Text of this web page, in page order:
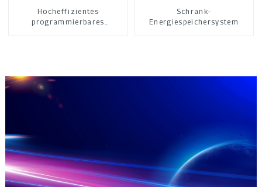
Hocheffizientes
programmierbares
Schrank-
Energiespeichersystem